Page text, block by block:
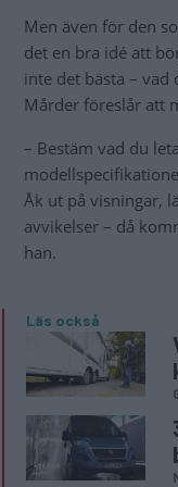
Men även för den
det en bra idé att
inte det bästa – vad
Mårder föreslår att
– Bestäm vad du
Åk ut på visningar,
avvikelser – då
han.
Läs också